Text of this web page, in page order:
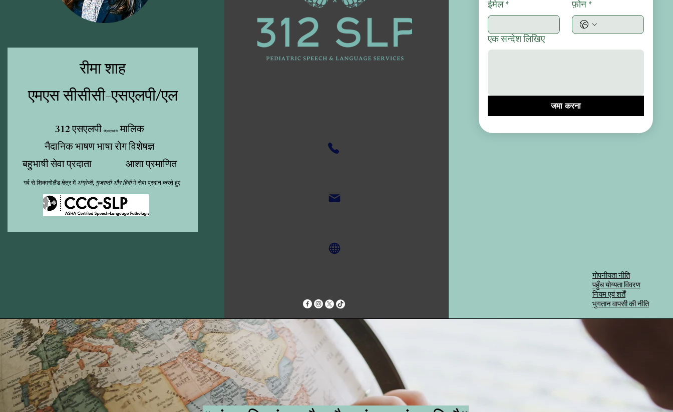
रीमा शाह
एमएस सीसीसी-एसएलपी/एल
312 एसएलपी पीएलएलसी के मालिक
नैदानिक भाषण भाषा रोग विशेषज्ञ
बहुभाषी सेवा प्रदाता
आशा प्रमाणित
गर्व से शिकागोलैंड क्षेत्र मेंअंग्रेजी, गुजराती और हिंदीमें सेवा प्रदान करते हुए
ईमेल * फ़ोन *
एक सन्देश लिखिए
जमा करना
गोपनीयता नीति
पहुँच योग्यता विवरण
नियम एवं शर्तें
भुगतान वापसी की नीति